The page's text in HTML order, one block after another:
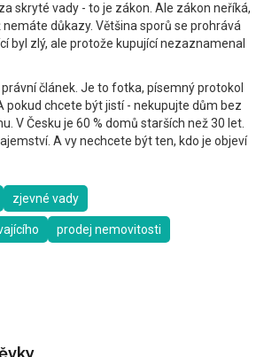
skryté vady - to je zákon. Ale zákon neříká,
důkazy. Většina sporů se prohrává
byl zlý, ale protože kupující nezaznamenal
článek. Je to fotka, písemný protokol
pokud chcete být jistí - nekupujte dům bez
V Česku je 60 % domů starších než 30 let.
A vy nechcete být ten, kdo je objeví
zjevné vady
prodej nemovitosti